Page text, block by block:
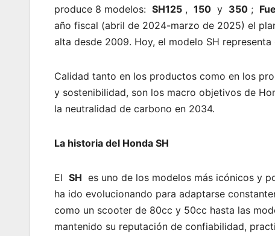
produce 8 modelos: SH125 , 150 y 350 ;
año fiscal (abril de 2024-marzo de 2025) el
alta desde 2009. Hoy, el modelo SH
Calidad tanto en los productos como en los
y sostenibilidad, son los macro objetivos de
la neutralidad de carbono en 2034.
La historia del Honda SH
El SH es uno de los modelos más icónicos y
ha ido evolucionando para adaptarse
como un scooter de 80cc y 50cc hasta las
mantenido su reputación de confiabilidad,